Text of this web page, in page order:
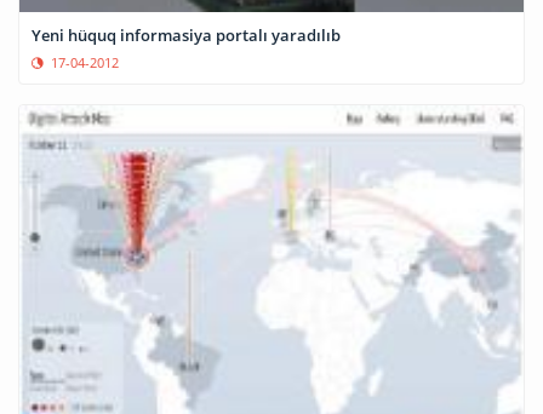
Yeni hüquq informasiya portalı yaradılıb
17-04-2012